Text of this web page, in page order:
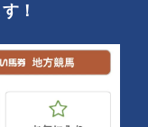
！